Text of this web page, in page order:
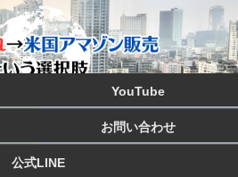
YouTube
お問い合わせ
公式LINE